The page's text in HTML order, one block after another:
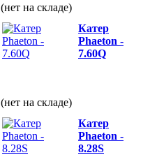
(нет на складе)
Катер
Phaeton -
7.60Q
(нет на складе)
Катер
Phaeton -
8.28S